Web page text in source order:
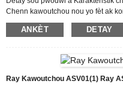
Chenn kawoutchou nou yo fèt ak
ki reziste koupe ak chire. Chemen
espesifikasyon gid egzak pou
lyezon espesyal. Lè w tranpe
gen yon pi fò ak...
ANKÈT DETAY
Ray Kawoutchou ASV01(1) Ray